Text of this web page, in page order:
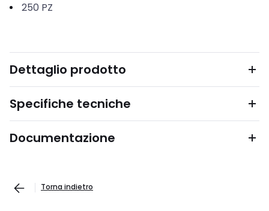
250 PZ
Dettaglio prodotto
Specifiche tecniche
Documentazione
Torna indietro